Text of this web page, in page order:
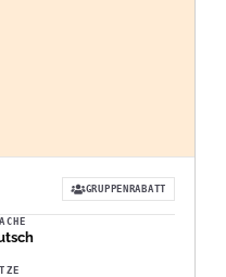
GRUPPENRABATT